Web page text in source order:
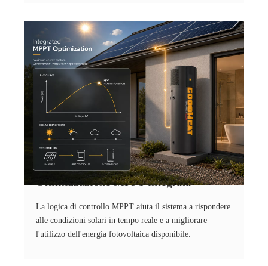
Ottimizzazione MPPT integrata
La logica di controllo MPPT aiuta il sistema a rispondere
alle condizioni solari in tempo reale e a migliorare
l'utilizzo dell'energia fotovoltaica disponibile.